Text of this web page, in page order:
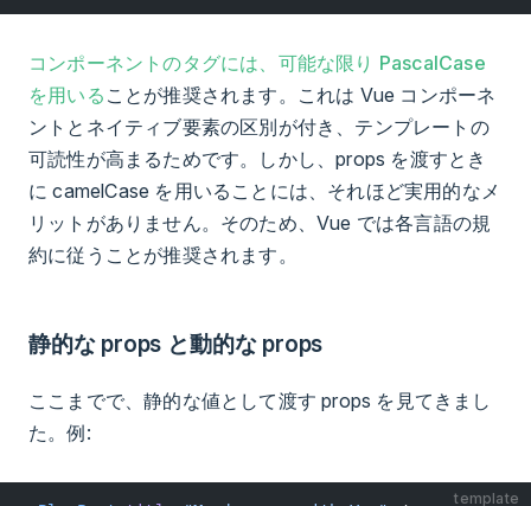
コンポーネントのタグには、可能な限り PascalCase
を用いる ことが推奨されます。これは Vue コンポーネ
ントとネイティブ要素の区別が付き、テンプレートの
可読性が高まるためです。しかし、props を渡すとき
に camelCase を用いることには、それほど実用的なメ
リットがありません。そのため、Vue では各言語の規
約に従うことが推奨されます。
静的な props と動的な props
ここまでで、静的な値として渡す props を見てきまし
た。例:
template